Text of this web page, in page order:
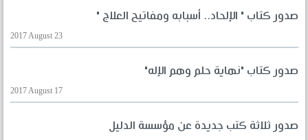
صدور كتاب " الإلحاد.. أسبابه ومفاتيح العلاج "
2017 August 23
صدور كتاب "نهاية حلم وهم الإله"
2017 August 17
صدور ثلاثة كتب جديدة عن مؤسسة الدليل